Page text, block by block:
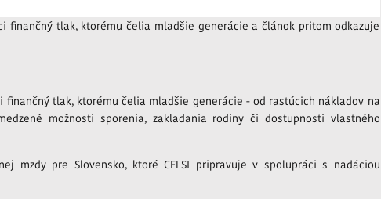
finančný tlak, ktorému čelia mladšie generácie a článok pritom odkazuje
finančný tlak, ktorému čelia mladšie generácie - od rastúcich nákladov na
možnosti sporenia, zakladania rodiny či dostupnosti vlastného
mzdy pre Slovensko, ktoré CELSI pripravuje v spolupráci s nadáciou